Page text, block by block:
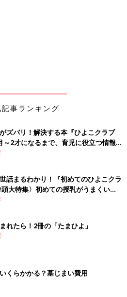
事ランキング
ズバリ！解決する本『ひよこクラブ
2才になるまで、育児に役立つ情報が
話まるわかり！『初めてのひよこクラ
大特集〉初めての授乳がうまくい
ミルクの基本と夏のトラブル 解決テ
れたら！2冊の「たまひよ」
くらかかる？墓じまい費用